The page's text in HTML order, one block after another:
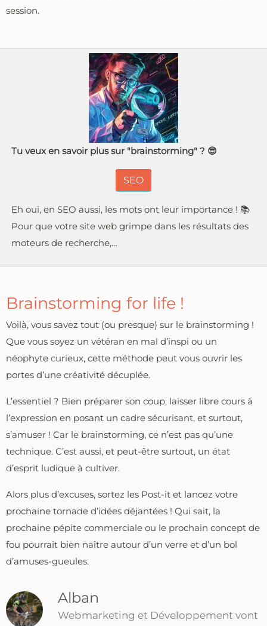
session.
Tu veux en savoir plus sur "brainstorming" ? 😎
SEO
Eh oui, en SEO aussi, les mots ont leur importance ! 📚
Pour que votre site web grimpe dans les résultats des
moteurs de recherche,…
Brainstorming for life !
Voilà, vous savez tout (ou presque) sur le brainstorming !
Que vous soyez un vétéran en mal d’inspi ou un
néophyte curieux, cette méthode peut vous ouvrir les
portes d’une créativité décuplée.
L’essentiel ? Bien préparer son coup, laisser libre cours à
l’expression en posant un cadre sécurisant, et surtout,
s’amuser ! Car le brainstorming, ce n’est pas qu’une
technique. C’est aussi, et peut-être surtout, un état
d’esprit ludique à cultiver.
Alors plus d’excuses, sortez les Post-it et lancez votre
prochaine tornade d’idées déjantées ! Qui sait, la
prochaine pépite commerciale ou le prochain concept de
fou pourrait bien naître autour d’un verre et d’un bol
d’amuses-gueules.
Alban
Webmarketing et Développement vont